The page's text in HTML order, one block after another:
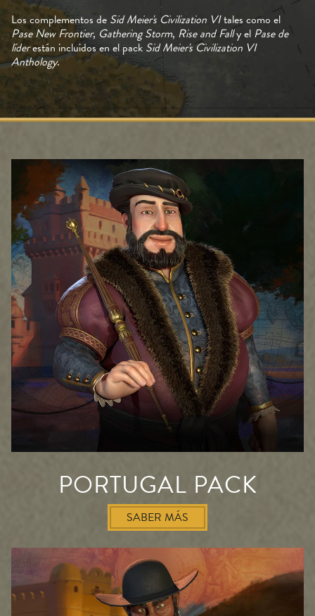
Los complementos de Sid Meier's Civilization VItales como el
Pase New Frontier, Gathering Storm, Rise and Fally el Pase de
líderestán incluidos en el pack Sid Meier's Civilization VI
Anthology.
PORTUGAL PACK
SABER MÁS